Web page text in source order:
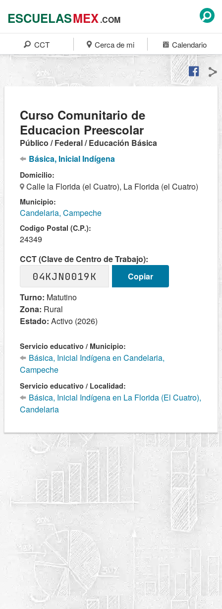
ESCUELASMEX.COM
CCT Cerca de mi Calendario
Curso Comunitario de
Educacion Preescolar
Público / Federal / Educación Básica
Básica, Inicial Indígena
Domicilio:
Calle la Florida (el Cuatro), La Florida (el Cuatro)
Municipio:
Candelaria, Campeche
Codigo Postal (C.P.):
24349
CCT (Clave de Centro de Trabajo):
04KJN0019K
Copiar
Turno: Matutino
Zona: Rural
Estado: Activo (2026)
Servicio educativo / Municipio:
Básica, Inicial Indígena en Candelaria,
Campeche
Servicio educativo / Localidad:
Básica, Inicial Indígena en La Florida (El Cuatro),
Candelaria